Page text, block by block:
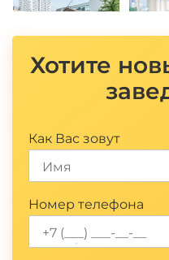
Хотите
Как Вас зовут
Номер телефона